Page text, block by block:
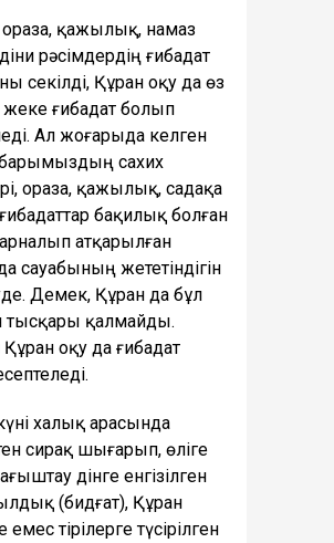
ораза, қажылық, намаз
рәсімдердің ғибадат
секілді, Құран оқу да өз
ғибадат болып
Ал жоғарыда келген
сахих
ораза, қажылық, садақа
ғибадаттар бақилық болған
атқарылған
сауабының жететіндігін
Демек, Құран да бұл
тысқары қалмайды.
Құран оқу да ғибадат
күні халық арасында
сирақ шығарып, өліге
дінге енгізілген
(бидғат), Құран
емес тірілерге түсірілген